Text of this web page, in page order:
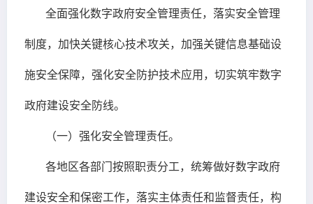
全面强化数字政府安全管理责任，落实安全管理
制度，加快关键核心技术攻关，加强关键信息基础设
施安全保障，强化安全防护技术应用，切实筑牢数字
政府建设安全防线。
（一）强化安全管理责任。
各地区各部门按照职责分工，统筹做好数字政府
建设安全和保密工作，落实主体责任和监督责任，构